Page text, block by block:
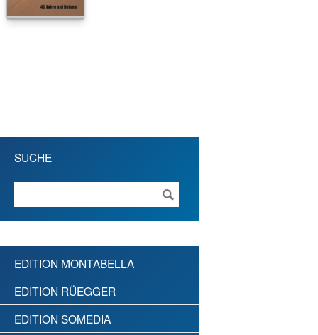
SUCHE
EDITION MONTABELLA
EDITION RÜEGGER
EDITION SOMEDIA